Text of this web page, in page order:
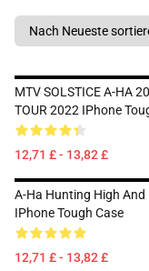
MTV SOLSTICE A-HA
TOUR 2022 IPhone
12,71 £ - 13,82 £
A-Ha Hunting High And
IPhone Tough Case
12,71 £ - 13,82 £